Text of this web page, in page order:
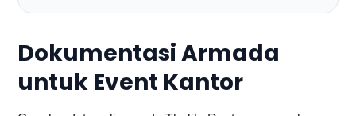
Dokumentasi Armada
untuk Event Kantor